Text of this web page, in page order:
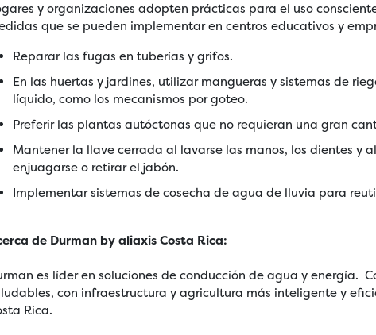
y organizaciones adopten prácticas para el uso
que se pueden implementar en centros educativos y
Reparar las fugas en tuberías y grifos.
En las huertas y jardines, utilizar mangueras y sistemas de
líquido, como los mecanismos por goteo.
Preferir las plantas autóctonas que no requieran una gran
Mantener la llave cerrada al lavarse las manos, los dientes y
enjuagarse o retirar el jabón.
Implementar sistemas de cosecha de agua de lluvia para
de Durman by aliaxis Costa Rica:
es líder en soluciones de conducción de agua y energía.
con infraestructura y agricultura más inteligente y
Rica.